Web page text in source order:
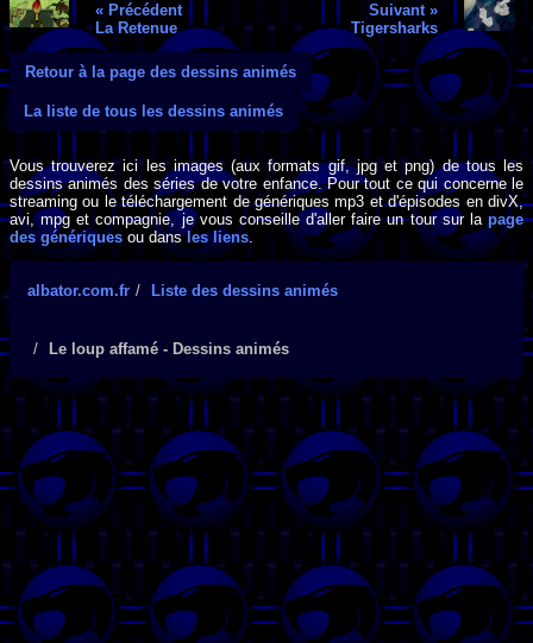
« Précédent
La Retenue
Suivant »
Tigersharks
Retour à la page des dessins animés
La liste de tous les dessins animés
Vous trouverez ici les images (aux formats gif, jpg et png) de tous les
dessins animés des séries de votre enfance. Pour tout ce qui concerne le
streaming ou le téléchargement de génériques mp3 et d'épisodes en divX,
avi, mpg et compagnie, je vous conseille d'aller faire un tour sur la page
des génériques ou dansles liens
albator.com.fr Liste des dessins animés
Le loup affamé - Dessins animés